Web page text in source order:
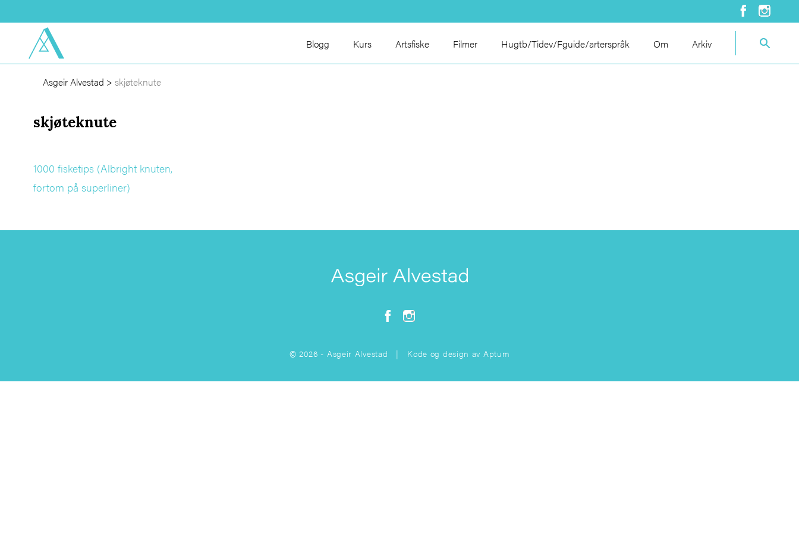
Blogg Kurs Artsfiske Filmer Hugtb/Tidev/Fguide/arterspråk Om Arkiv
Asgeir Alvestad > skjøteknute
skjøteknute
1000 fisketips (Albright knuten,
fortom på superliner)
© 2026 - Asgeir Alvestad | Kode og design av Aptum